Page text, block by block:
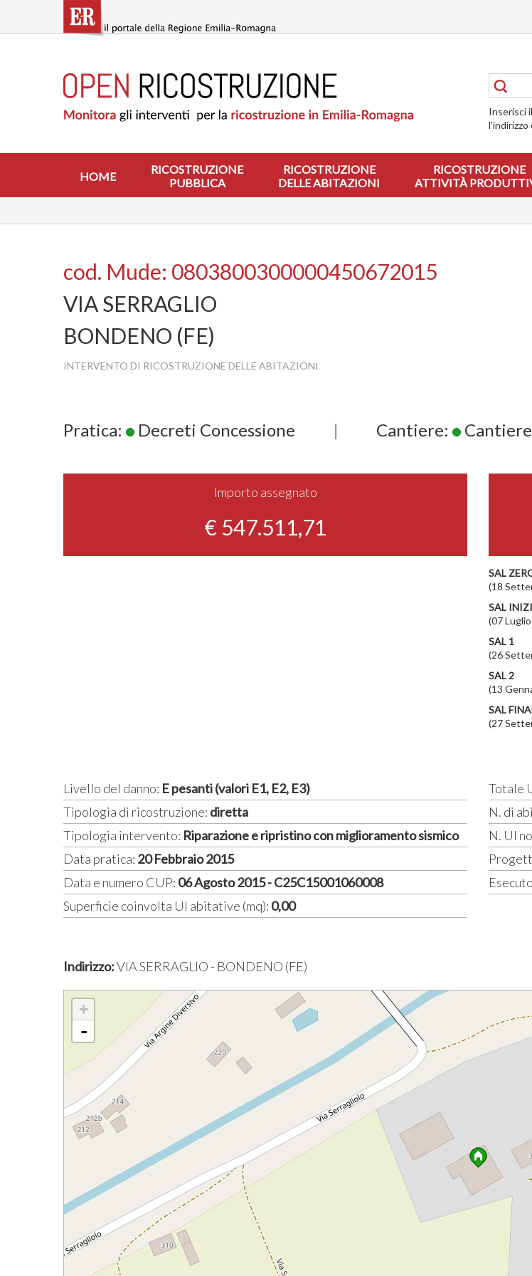
contenuto
RICOSTRUZIONE
PUBBLICA
ABITAZIONI
RICOSTRUZIONE
ATTIVITÀ
INTERVIENE
Inserisci
HOME
RICOSTRUZIONE
PUBBLICA
RICOSTRUZIONE
DELLE ABITAZIONI
RICOSTRUZIONE
ATTIVITÀ
cod. Mude: 0803800300000450672015
VIA SERRAGLIO
BONDENO (FE)
INTERVENTO DI RICOSTRUZIONE DELLE ABITAZIONI
Pratica: Decreti Concessione | Cantiere:
Importo assegnato
€ 547.511,71
SAL
(18
SAL
(07
SAL 1
(26
SAL 2
(13
SAL
(27
Livello del danno: E pesanti (valori E1, E2, E3)
Tipologia di ricostruzione: diretta
Tipologia intervento: Riparazione e ripristino con miglioramento sismico
Data pratica: 20 Febbraio 2015
Data e numero CUP: 06 Agosto 2015 - C25C15001060008
Superficie coinvolta UI abitative (mq): 0,00
Totale
N. di
N. UI
Indirizzo:VIA SERRAGLIO - BONDENO (FE)
+
-